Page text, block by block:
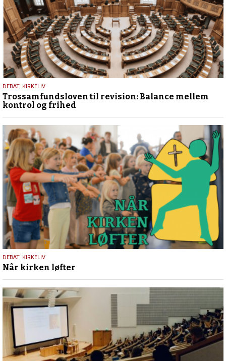
6.
februar
2025
DEBAT, KIRKELIV
Trossamfundsloven til revision: Balance mellem
kontrol og frihed
1.
september
2024
DEBAT, KIRKELIV
Når kirken løfter